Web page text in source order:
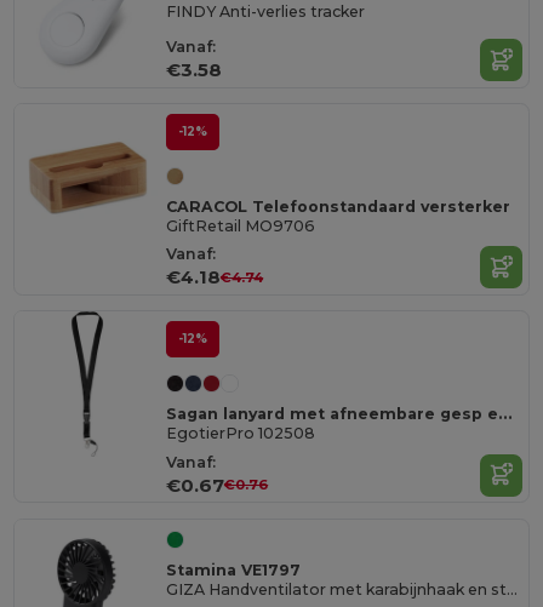
FINDY Anti-verlies tracker
Vanaf:
€3.58
-12%
CARACOL Telefoonstandaard versterker
GiftRetail MO9706
Vanaf:
€4.18€4.74
-12%
Sagan lanyard met afneembare gesp en telefoonhouder
EgotierPro 102508
Vanaf:
€0.67€0.76
Stamina VE1797
GIZA Handventilator met karabijnhaak en steunfunctie